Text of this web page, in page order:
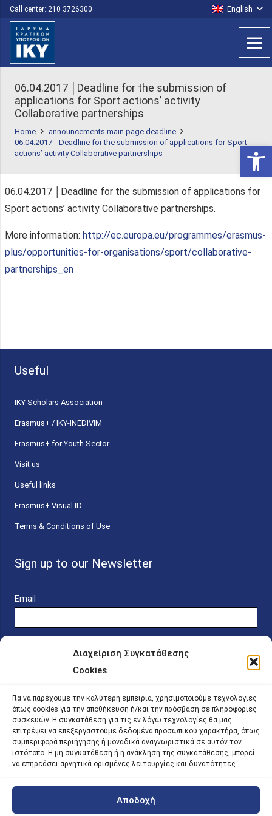
Διαχείριση Συγκατάθεσης
Cookies
Για να παρέχουμε την καλύτερη εμπειρία, χρησιμοποιούμε τεχνολογίες
όπως cookies για την αποθήκευση ή/και την πρόσβαση σε πληροφορίες
συσκευών. Η συγκατάθεση για τις εν λόγω τεχνολογίες θα μας
επιτρέψει να επεξεργαστούμε δεδομένα προσωπικού χαρακτήρα, όπως
συμπεριφορά περιήγησης ή μοναδικά αναγνωριστικά σε αυτόν τον
ιστότοπο. Η μη συγκατάθεση ή η ανάκληση της συγκατάθεσης, μπορεί
να επηρεάσει αρνητικά ορισμένες λειτουργίες και δυνατότητες.
Αποδοχή
Call center: 210 3726300 English
06.04.2017 │Deadline for the submission of
applications for Sport actions’ activity
Collaborative partnerships
Home
announcements main page deadline
06.04.2017 │Deadline for the submission of applications for Sport
actions’ activity Collaborative partnerships
06.04.2017 │Deadline for the submission of applications for
Sport actions’ activity Collaborative partnerships.
More information: http://ec.europa.eu/programmes/erasmus-
plus/opportunities-for-organisations/sport/collaborative-
partnerships_en
Useful
ΙΚΥ Scholars Association
Erasmus+ / IKY-INEDIVIM
Erasmus+ for Youth Sector
Visit us
Useful links
Erasmus+ Visual ID
Terms & Conditions of Use
Sign up to our Newsletter
Email
Online Platform for Scholarship Candidates
IKY – Transparency
Sitemap
| iky.gr | All Rights Reserved